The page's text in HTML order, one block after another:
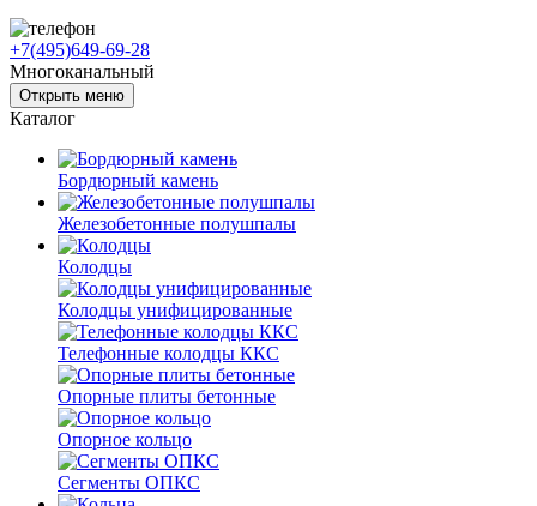
+7(495)649-69-28
Многоканальный
Открыть меню
Каталог
Бордюрный камень
Железобетонные полушпалы
Колодцы
Колодцы унифицированные
Телефонные колодцы ККС
Опорные плиты бетонные
Опорное кольцо
Сегменты ОПКС